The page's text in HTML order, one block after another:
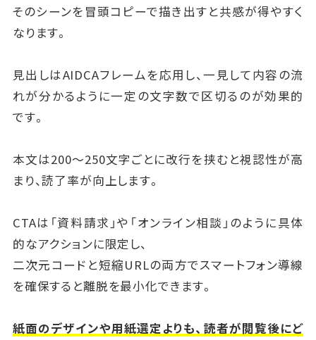
そのシーンを冒頭コピーで描き出すと共感が得やすく
なります。
見出しはAIDCAフレームを応用し、一見して内容の流
れが分かるように一定の文字数で区切るのが効果的
です。
本文は200〜250文字ごとに改行を挟むと視認性が高
まり、読了率が向上します。
CTAは「資料請求」や「オンライン相談」のように具体
的なアクションに限定し、
二次元コードと短縮URLの両方でスマートフォン導線
を確保すると離脱を最小化できます。
紙面のデザインや用紙選定よりも、読者が閲覧後にど